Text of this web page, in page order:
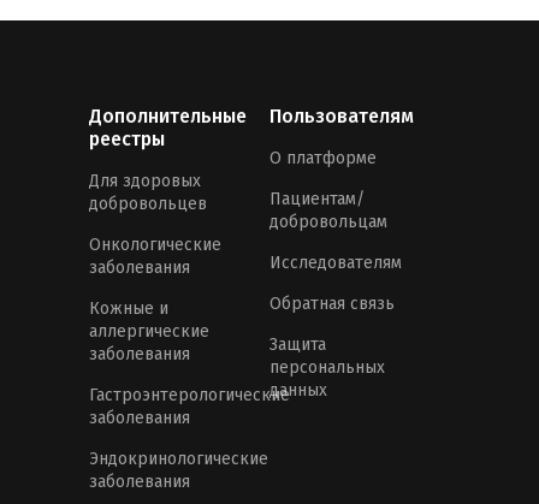
Дополнительные
реестры
Для здоровых
добровольцев
Онкологические
заболевания
Кожные и
аллергические
заболевания
Гастроэнтерологические
заболевания
Эндокринологические
заболевания
Пользователям
О платформе
Пациентам/
добровольцам
Исследователям
Обратная связь
Защита
персональных
данных